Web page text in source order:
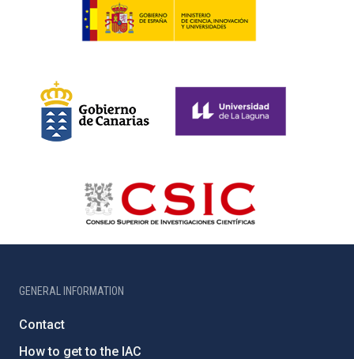
GENERAL INFORMATION
Contact
How to get to the IAC